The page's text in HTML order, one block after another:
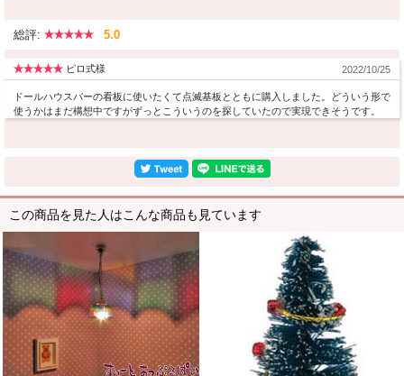
総評: 5.0
ピロ式様 2022/10/25
ドールハウスバーの看板に使いたくて点滅基板とともに購入しました。どういう形で
使うかはまだ構想中ですがずっとこういうのを探していたので実現できそうです。
この商品を見た人はこんな商品も見ています